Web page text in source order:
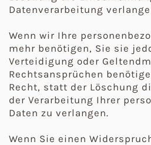
Datenverarbeitung
Wenn wir Ihre
mehr benötigen, Sie sie
Verteidigung oder
Rechtsansprüchen
Recht, statt der Löschung
der Verarbeitung Ihrer
Daten zu verlangen.
Wenn Sie einen